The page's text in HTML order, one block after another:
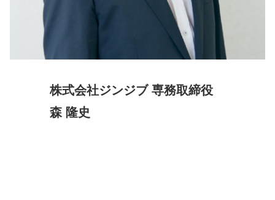
株式会社ジンジブ 専務取締役
森 隆史